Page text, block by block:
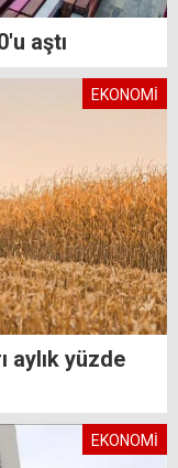
aştı
EKONOMİ
aylık yüzde
EKONOMİ